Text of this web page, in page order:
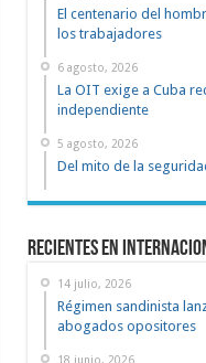
El centenario del
los trabajadores
6 agosto, 2026
La OIT exige a Cuba
independiente
5 agosto, 2026
Del mito de la
Recientes en
14 julio, 2026
Régimen sandinista
abogados opositores
18 junio, 2026